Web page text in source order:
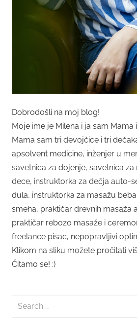
Dobrodošli na moj blog!
Moje ime je Milena i ja sam Mama
Mama sam tri devojčice i tri
apsolvent medicine, inženjer u
savetnica za dojenje, savetnica za
dece, instruktorka za dečja auto-
dula, instruktorka za masažu
smeha, praktičar drevnih masaža
praktičar rebozo masaže i
freelance pisac, nepopravljivi
Klikom na sliku možete pročitati
Čitamo se! :)
Search